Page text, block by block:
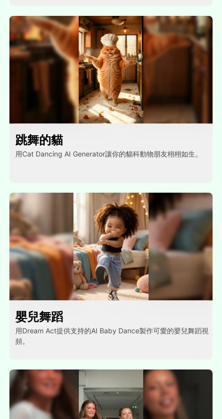
跳舞的貓
用Cat Dancing AI Generator讓你的貓科動物朋友栩栩如生。
嬰兒舞蹈
用Dream Act提供支持的AI Baby Dance製作可愛的嬰兒舞蹈視
頻。